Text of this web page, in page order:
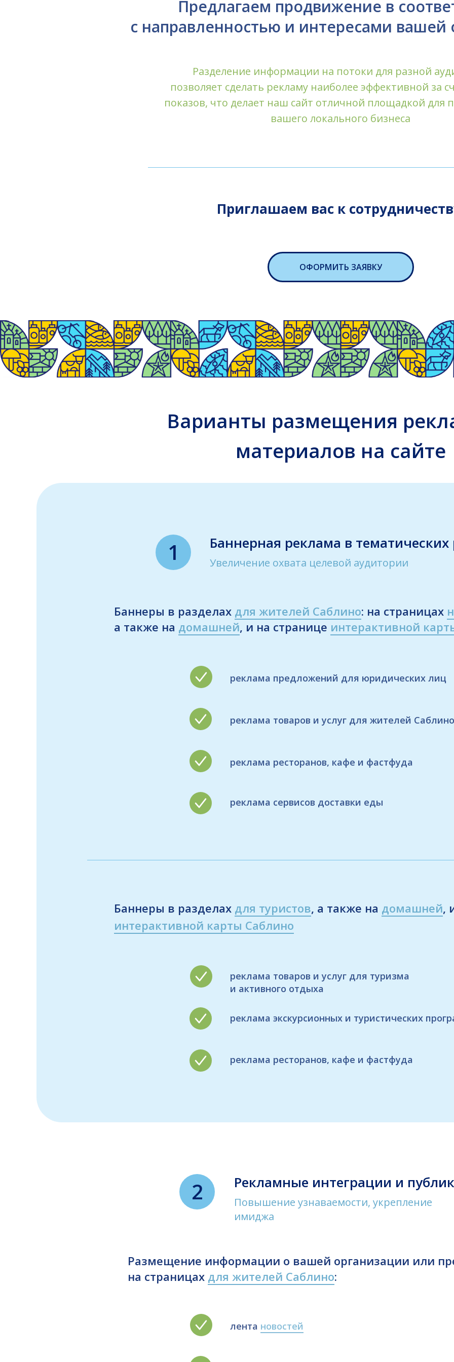
Предлагаем продвижение в
с направленностью и интересами вашей
Разделение информации на потоки для разной
позволяет сделать рекламу наиболее эффективной за
показов, что делает наш сайт отличной площадкой для
вашего локального бизнеса
Приглашаем вас к
ОФОРМИТЬ ЗАЯВКУ
Варианты размещения
материалов насайте
1 Баннерная реклама в тематических
Увеличение охвата целевой аудитории
реклама предложений для юридических лиц
реклама товаров и услуг для жителей Саблино
реклама ресторанов, кафе и фастфуда
реклама сервисов доставки еды
Баннеры в разделах для жителей Саблино: на страницах
а также на домашней, и на странице интерактивной
реклама товаров и услуг для туризма
и активного отдыха
реклама экскурсионных и туристических
реклама ресторанов, кафе и фастфуда
Баннеры в разделах для туристов, а также на домашней,
интерактивной карты Саблино
2 Рекламные интеграции и
Повышение узнаваемости, укрепление
имиджа
лента новостей
Размещение информации о вашей организации или
на страницах для жителей Саблино: